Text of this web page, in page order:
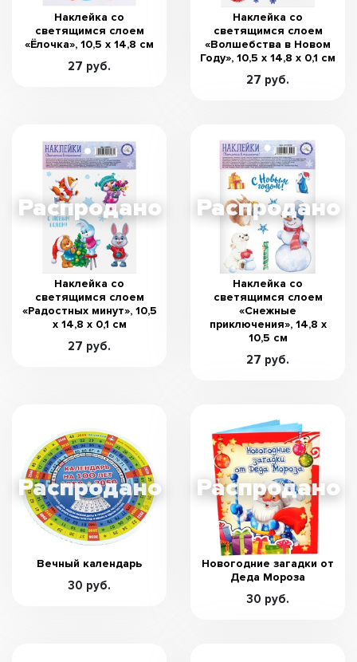
Наклейка со
светящимся слоем
«Ёлочка», 10,5 х 14,8 см
27 руб.
Наклейка со
светящимся слоем
«Волшебства в Новом
Году», 10,5 х 14,8 х 0,1 см
27 руб.
Наклейка со
светящимся слоем
«Радостных минут», 10,5
х 14,8 х 0,1 см
27 руб.
Наклейка со
светящимся слоем
«Снежные
приключения», 14,8 х
10,5 см
27 руб.
Вечный календарь
30 руб.
Новогодние загадки от
Деда Мороза
30 руб.